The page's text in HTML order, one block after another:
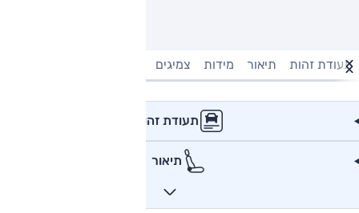
תעודת זהות תיאור מידות צמיגים
תעודת זהות
תיאור